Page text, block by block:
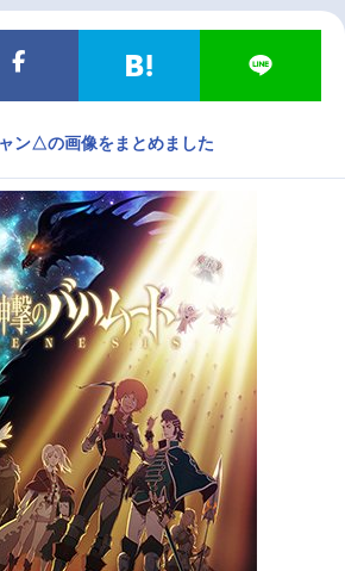
・アプリ 音楽 コスプレ
Vtuber トレンド
声優記事一覧
実写化映画一覧
夏アニメ
冬アニメ
FOLLOW US
ン△の画像をまとめました